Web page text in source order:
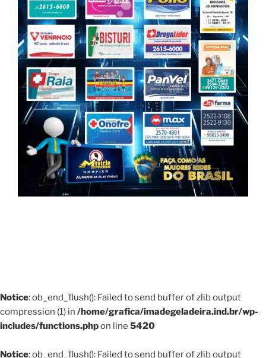
Notice: ob_end_flush(): Failed to send buffer of zlib output
compression (1) in /home/grafica/imadegeladeira.ind.br/wp-
includes/functions.phpon line 5420
Notice: ob_end_flush(): Failed to send buffer of zlib output